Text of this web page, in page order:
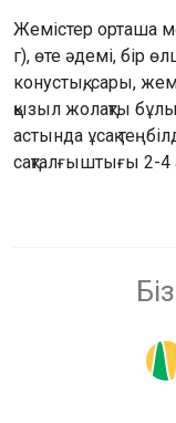
Жемістер орташа
г), өте әдемі, бір
конустық, сары,
қызыл жолақты
астында ұсақ
сақталғыштығы 2-4